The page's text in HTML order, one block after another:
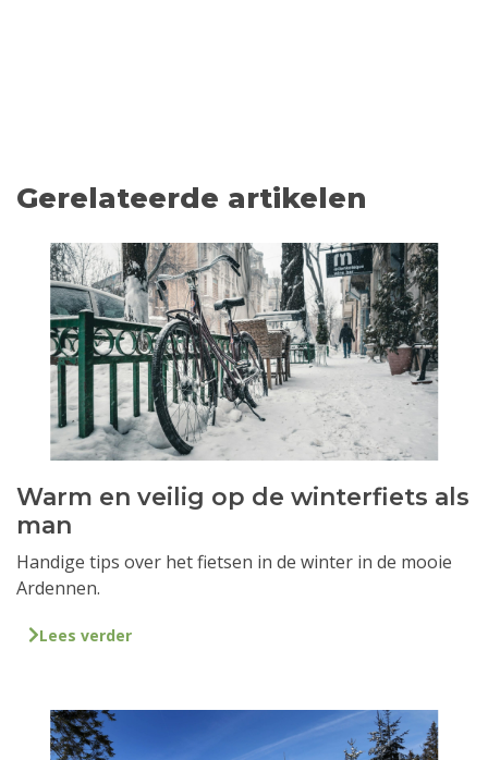
Gerelateerde artikelen
Warm en veilig op de winterfiets als
man
Handige tips over het fietsen in de winter in de mooie
Ardennen.
Lees verder